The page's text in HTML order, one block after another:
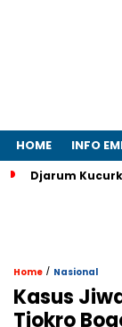
HOME INFO
Djarum
Home / Nasional
Kasus
Tjokro